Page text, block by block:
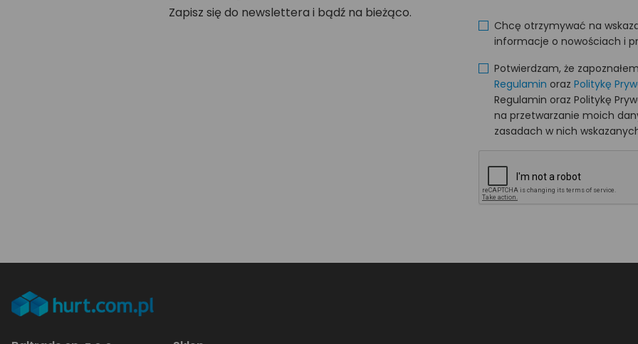
Zapisz się do newslettera i bądź na bieżąco.
Chcę otrzymywać na
informacje o nowościach i
Potwierdzam, że
Regulamin oraz Politykę
Regulamin oraz Politykę
na przetwarzanie moich
zasadach w nich